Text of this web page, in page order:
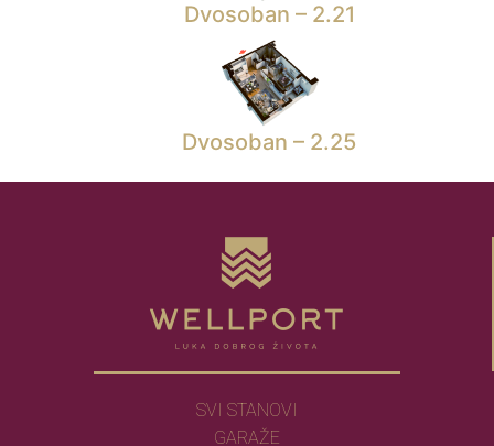
Dvosoban – 2.21
Dvosoban – 2.25
SVI STANOVI
GARAŽE